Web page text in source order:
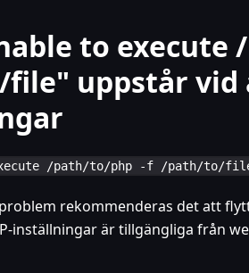
to
uppstår vid
/path/to/php -f /path/to/
rekommenderas det att
inställningar är tillgängliga från